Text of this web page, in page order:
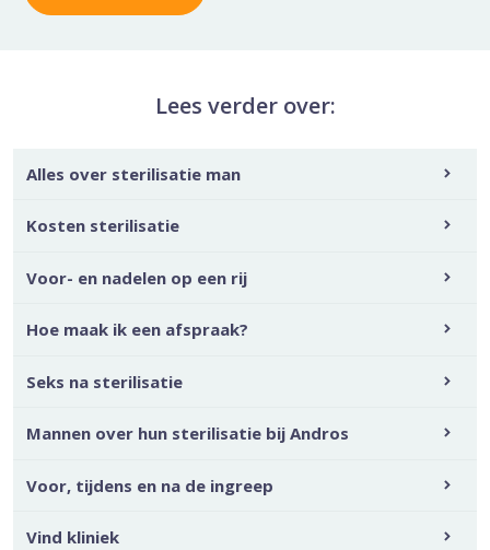
Lees verder over:
Alles over sterilisatie man
Kosten sterilisatie
Voor- en nadelen op een rij
Hoe maak ik een afspraak?
Seks na sterilisatie
Mannen over hun sterilisatie bij Andros
Voor, tijdens en na de ingreep
Vind kliniek